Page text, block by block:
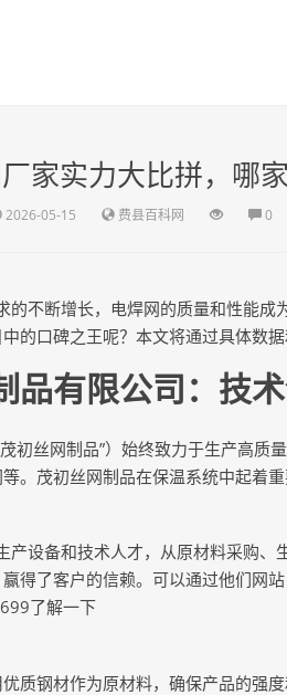
家实力大比拼，哪
2026-05-15 费县百科网 0
的不断增长，电焊网的质量和性能成
的口碑之王呢？本文将通过具体数据
品有限公司：技
初丝网制品”）始终致力于生产高质
。茂初丝网制品在保温系统中起着
产设备和技术人才，从原材料采购
得了客户的信赖。可以通过他们
了解一下
质钢材作为原材料，确保产品的强度